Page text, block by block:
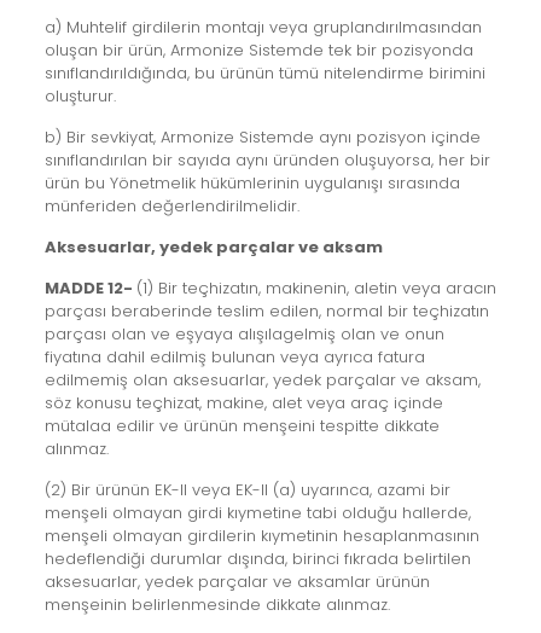
a) Muhtelif girdilerin montajı veya gruplandırılmasından
oluşan bir ürün, Armonize Sistemde tek bir pozisyonda
sınıflandırıldığında, bu ürünün tümü nitelendirme birimini
oluşturur.
b) Bir sevkiyat, Armonize Sistemde aynı pozisyon içinde
sınıflandırılan bir sayıda aynı üründen oluşuyorsa, her bir
ürün bu Yönetmelik hükümlerinin uygulanışı sırasında
münferiden değerlendirilmelidir.
Aksesuarlar, yedek parçalar ve aksam
MADDE 12- (1) Bir teçhizatın, makinenin, aletin veya aracın
parçası beraberinde teslim edilen, normal bir teçhizatın
parçası olan ve eşyaya alışılagelmiş olan ve onun
fiyatına dahil edilmiş bulunan veya ayrıca fatura
edilmemiş olan aksesuarlar, yedek parçalar ve aksam,
söz konusu teçhizat, makine, alet veya araç içinde
mütalaa edilir ve ürünün menşeini tespitte dikkate
alınmaz.
(2) Bir ürünün EK-II veya EK-II (a) uyarınca, azami bir
menşeli olmayan girdi kıymetine tabi olduğu hallerde,
menşeli olmayan girdilerin kıymetinin hesaplanmasının
hedeflendiği durumlar dışında, birinci fıkrada belirtilen
aksesuarlar, yedek parçalar ve aksamlar ürünün
menşeinin belirlenmesinde dikkate alınmaz.